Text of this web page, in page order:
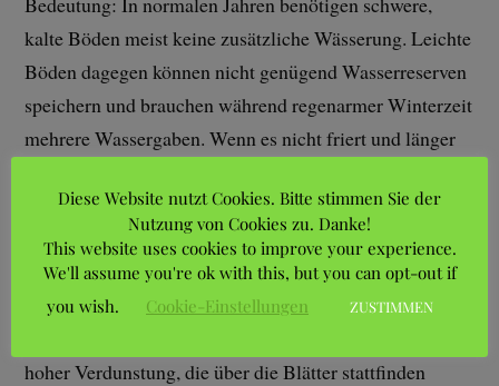
kalte Böden meist keine zusätzliche Wässerung. Leichte
Böden dagegen können nicht genügend Wasserreserven
speichern und brauchen während regenarmer Winterzeit
mehrere Wassergaben. Wenn es nicht friert und länger
immergrünen Gehölze wässern, denn sie brauchen auch
in der kalten Jahreszeit viel Feuchtigkeit. Wenn beim
Rhododendron die Blätter herabhängen und sich
zusammengerollt haben, ist dies kein Anlass zur
hoher Verdunstung, die über die Blätter stattfinden
Diese Website nutzt Cookies. Bitte stimmen Sie der
Nutzung von Cookies zu. Danke!
This website uses cookies to improve your experience.
We'll assume you're ok with this, but you can opt-out if
you wish.
Cookie-Einstellungen ZUSTIMMEN